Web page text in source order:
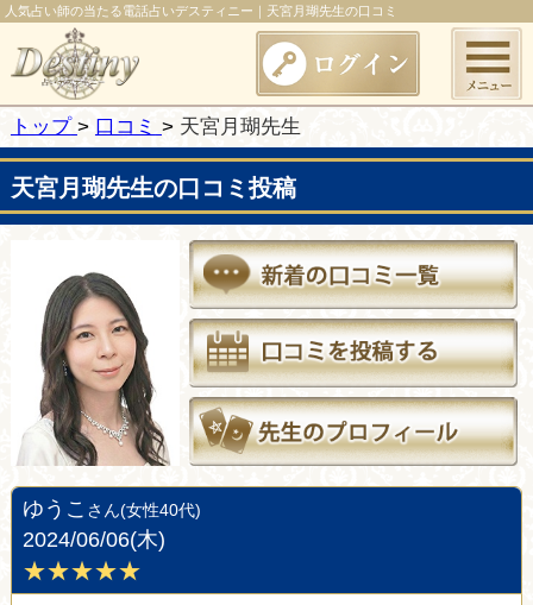
人気占い師の当たる電話占いデスティニー｜天宮月瑚先生の口コミ
トップ 口コミ 天宮月瑚先生
天宮月瑚先生の口コミ投稿
ゆうこ さん(女性40代)
2024/06/06(木)
★★★★★